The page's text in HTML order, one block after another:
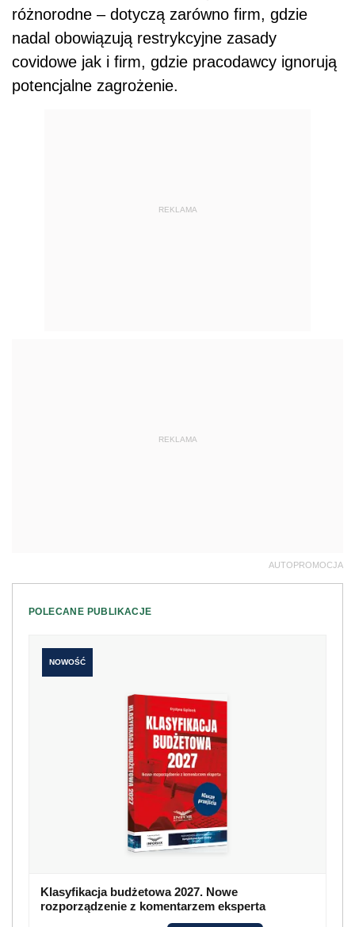
różnorodne – dotyczą zarówno firm, gdzie
nadal obowiązują restrykcyjne zasady
covidowe jak i firm, gdzie pracodawcy ignorują
potencjalne zagrożenie.
REKLAMA
REKLAMA
AUTOPROMOCJA
POLECANE PUBLIKACJE
NOWOŚĆ
Klasyfikacja budżetowa 2027. Nowe
rozporządzenie z komentarzem eksperta